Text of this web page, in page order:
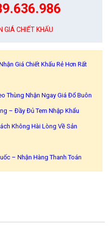
GIÁ CHIẾT KHẤU
Giá Chiết Khấu Rẻ Hơn Rất
Thùng Nhận Ngay Giá Đổ Buôn
– Đầy Đủ Tem Nhập Khẩu
Không Hài Lòng Về Sản
– Nhận Hàng Thanh Toán